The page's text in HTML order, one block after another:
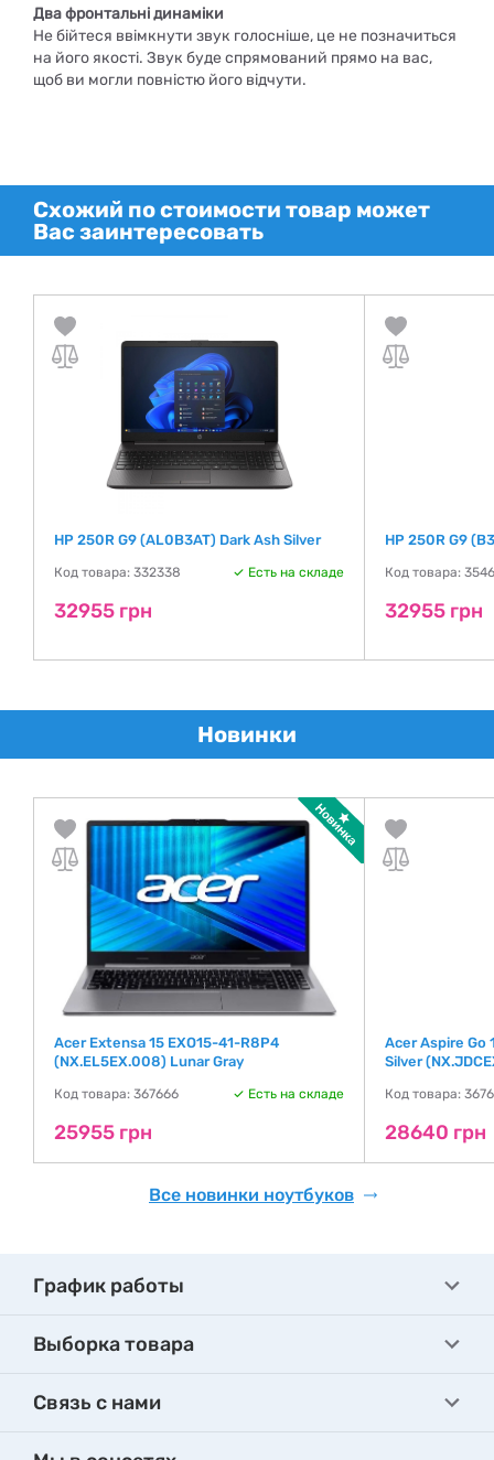
Два фронтальні динаміки
Не бійтеся ввімкнути звук голосніше, це не позначиться
на його якості. Звук буде спрямований прямо на вас,
щоб ви могли повністю його відчути.
Схожий по стоимости товар может
Вас заинтересовать
HP 250R G9 (AL0B3AT) Dark Ash Silver
Код товара: 332338 Есть на складе
32955 грн
HP 250R G9
Код товара:
32955 грн
Новинки
Acer Extensa 15 EXO15-41-R8P4
(NX.EL5EX.008) Lunar Gray
Код товара: 367666 Есть на складе
25955 грн
Acer Aspire Go
Silver
Код товара:
28640 грн
Все новинки ноутбуков
График работы
Выборка товара
Связь с нами